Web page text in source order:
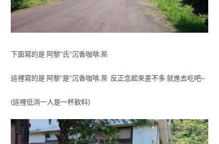
下面寫的是 阿黎”氏”沉香咖啡.茶
這裡寫的是 阿黎”是”沉香咖啡.茶 反正念起來差不多 就進去吃吧~
(這裡低消一人是一杯飲料)